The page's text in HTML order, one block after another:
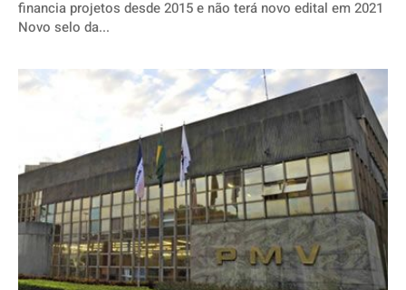
financia projetos desde 2015 e não terá novo edital em 2021
Novo selo da...